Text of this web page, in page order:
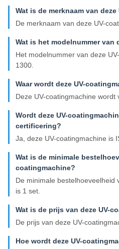
Wat is de merknaam van
De merknaam van deze UV-
Wat is het modelnummer van
Het modelnummer van deze
1300.
Waar wordt deze UV-
Deze UV-coatingmachine wordt
Wordt deze UV-
certificering?
Ja, deze UV-coatingmachine is
Wat is de minimale
coatingmachine?
De minimale bestelhoeveelheid
is 1 set.
Wat is de prijs van deze UV-
De prijs van deze UV-
Hoe wordt deze UV-